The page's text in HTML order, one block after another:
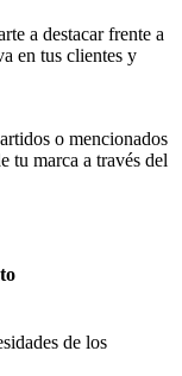
a destacar frente a
en tus clientes y
o mencionados
tu marca a través del
de los